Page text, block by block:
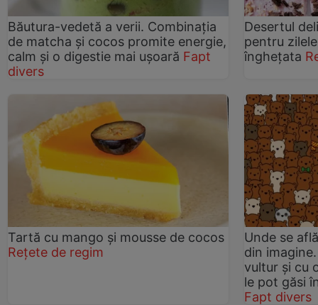
Băutura-vedetă a verii. Combinația
de matcha și cocos promite energie,
calm și o digestie mai ușoară Fapt
divers
Desertul
pentru
înghețata
Tartă cu mango și mousse de cocos
Rețete de regim
Unde se
din
vultur și cu
le pot găsi
Fapt divers